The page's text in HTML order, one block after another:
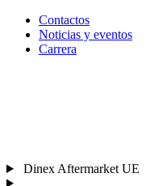
Contactos
Noticias y eventos
Carrera
Dinex Aftermarket UE